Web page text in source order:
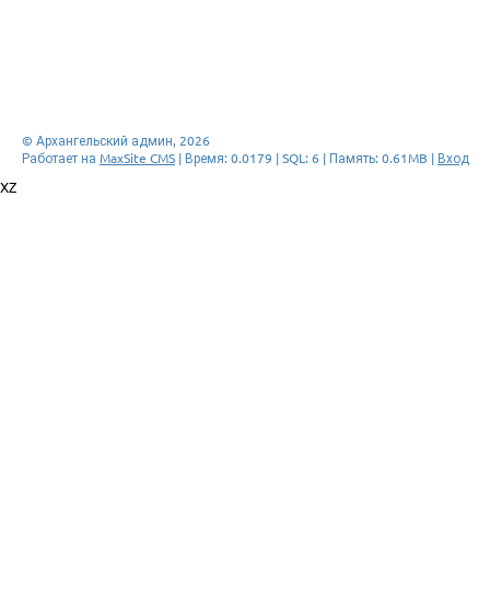
© Архангельский админ, 2026
Работает на MaxSite CMS | Время: 0.0179 | SQL: 6 | Память: 0.61MB | Вход
XZ